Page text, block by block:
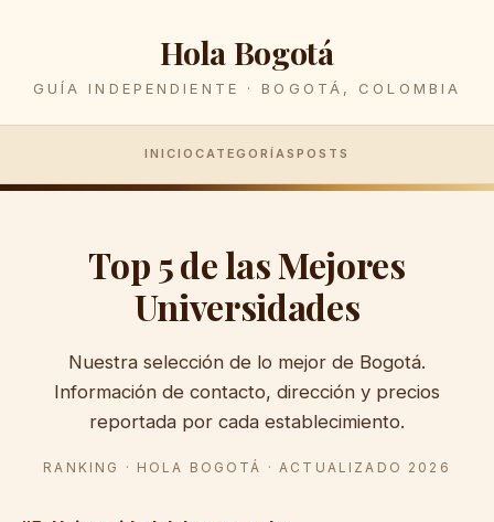
Hola Bogotá
GUÍA INDEPENDIENTE · BOGOTÁ, COLOMBIA
INICIO CATEGORÍASPOSTS
Top 5 de las Mejores
Universidades
Nuestra selección de lo mejor de Bogotá.
Información de contacto, dirección y precios
reportada por cada establecimiento.
RANKING · HOLA BOGOTÁ · ACTUALIZADO 2026